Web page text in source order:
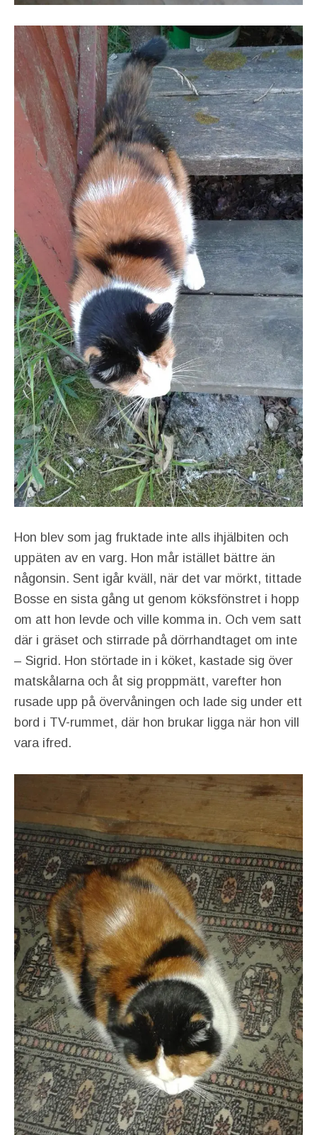
Hon blev som jag fruktade inte alls ihjälbiten och
uppäten av en varg. Hon mår istället bättre än
någonsin. Sent igår kväll, när det var mörkt, tittade
Bosse en sista gång ut genom köksfönstret i hopp
om att hon levde och ville komma in. Och vem satt
där i gräset och stirrade på dörrhandtaget om inte
– Sigrid. Hon störtade in i köket, kastade sig över
matskålarna och åt sig proppmätt, varefter hon
rusade upp på övervåningen och lade sig under ett
bord i TV-rummet, där hon brukar ligga när hon vill
vara ifred.